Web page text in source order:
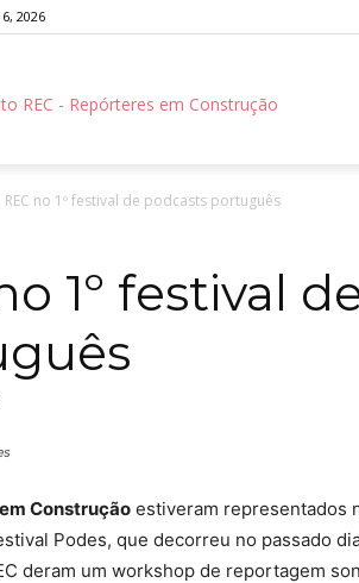
2026
REC no 1º festival de podcasts português
1º festival
Construção estiveram representados
Podes, que decorreu no passado
deram um workshop de reportagem